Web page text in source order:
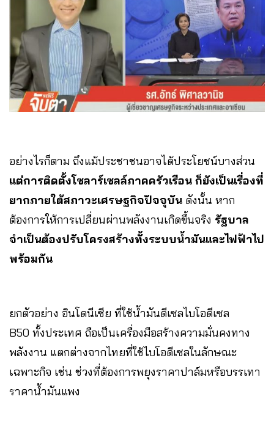
อย่างไรก็ตาม ถึงแม้ประชาชนอาจได้ประโยชน์บางส่วน
แต่การติดตั้งโซลาร์เซลล์ภาคครัวเรือน ก็ยังเป็นเรื่องที่
ยากภายใต้สภาวะเศรษฐกิจปัจจุบัน ดังนั้น หาก
ต้องการให้การเปลี่ยนผ่านพลังงานเกิดขึ้นจริง รัฐบาล
จำเป็นต้องปรับโครงสร้างทั้งระบบน้ำมันและไฟฟ้าไป
พร้อมกัน
ยกตัวอย่าง อินโดนีเซีย ที่ใช้น้ำมันดีเซลไบโอดีเซล
B50 ทั้งประเทศ ถือเป็นเครื่องมือสร้างความมั่นคงทาง
พลังงาน แตกต่างจากไทยที่ใช้ไบโอดีเซลในลักษณะ
เฉพาะกิจ เช่น ช่วงที่ต้องการพยุงราคาปาล์มหรือบรรเทา
ราคาน้ำมันแพง